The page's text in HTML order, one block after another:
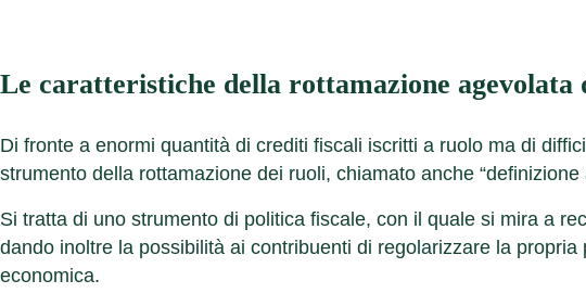
Le caratteristiche della rottamazione agevolata
Di fronte a enormi quantità di crediti fiscali iscritti a ruolo ma di
strumento della rottamazione dei ruoli, chiamato anche “definizione
Si tratta di uno strumento di politica fiscale, con il quale si mira a
dando inoltre la possibilità ai contribuenti di regolarizzare la
economica.